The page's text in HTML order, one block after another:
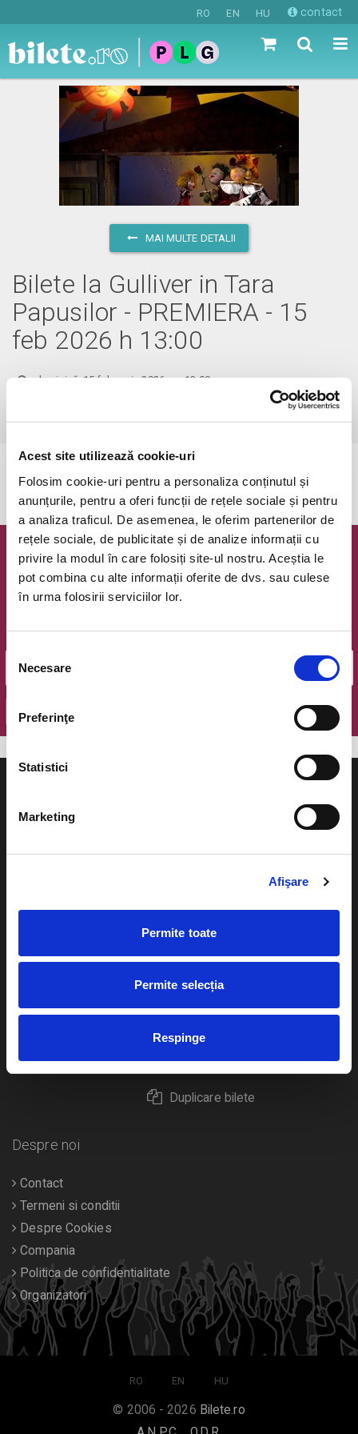
Acest site utilizează cookie-uri
Folosim cookie-uri pentru a personaliza conținutul și
anunțurile, pentru a oferi funcții de rețele sociale și pentru
a analiza traficul. De asemenea, le oferim partenerilor de
rețele sociale, de publicitate și de analize informații cu
privire la modul în care folosiți site-ul nostru. Aceștia le
pot combina cu alte informații oferite de dvs. sau culese
în urma folosirii serviciilor lor.
Selecția
consimțământului
Necesare
Preferinţe
Statistici
Marketing
Afişare
Permite toate
Permite selecția
Respinge
RO EN HU contact
MAI MULTE DETALII
Bilete la Gulliver in Tara
Papusilor - PREMIERA - 15
feb 2026 h 13:00
duminică, 15 februarie 2026 ora 13:00
Newsletter @ Bilete.ro
Oferte exclusive si o editie saptamanala cu cele mai noi
OK
Ajutor
Plata online sau cash
eBilet printat acasa
Livrare prin curier
Duplicare bilete
Evenimente
Concerte si
Sport
Despre noi
Contact
Termeni si conditii
Despre Cookies
Compania
Politica de confidentialitate
Organizatori
RO EN HU
© 2006 - 2026 Bilete.ro